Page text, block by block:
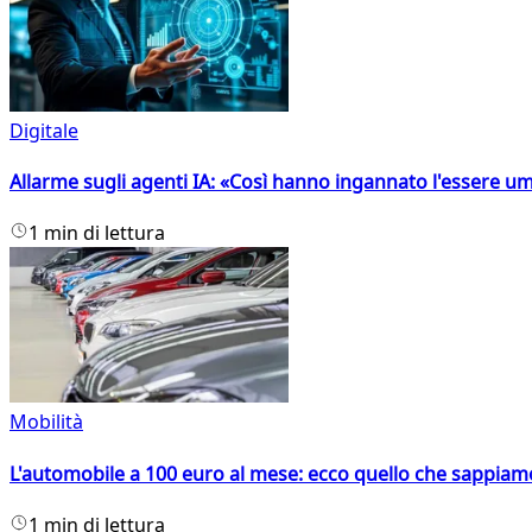
Digitale
Allarme sugli agenti IA: «Così hanno ingannato l'essere
1 min di lettura
Mobilità
L'automobile a 100 euro al mese: ecco quello che
1 min di lettura